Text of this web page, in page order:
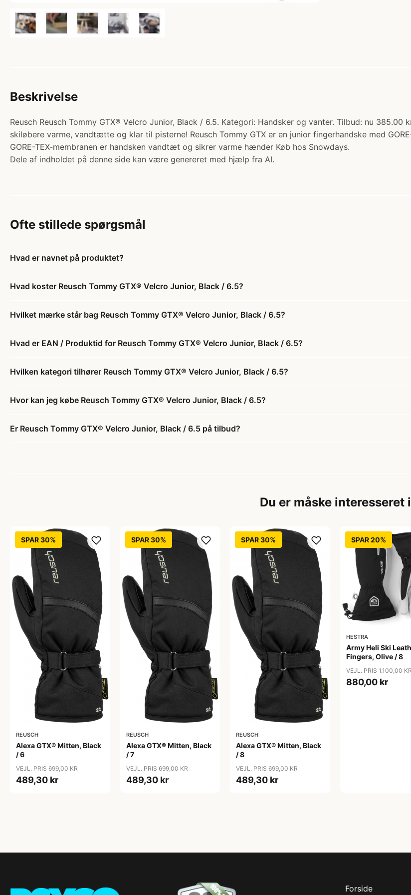
Beskrivelse
Reusch Reusch Tommy GTX® Velcro Junior, Black / 6.5. Kategori: Handsker og vanter. Tilbud: nu
skiløbere varme, vandtætte og klar til pisterne! Reusch Tommy GTX er en junior fingerhandske med
GORE-TEX-membranen er handsken vandtæt og sikrer varme hænder Køb hos Snowdays.
Dele af indholdet på denne side kan være genereret med hjælp fra AI.
Ofte stillede spørgsmål
Hvad er navnet på produktet?
Hvad koster Reusch Tommy GTX® Velcro Junior, Black / 6.5?
Hvilket mærke står bag Reusch Tommy GTX® Velcro Junior, Black / 6.5?
Hvad er EAN / Produktid for Reusch Tommy GTX® Velcro Junior, Black / 6.5?
Hvilken kategori tilhører Reusch Tommy GTX® Velcro Junior, Black / 6.5?
Hvor kan jeg købe Reusch Tommy GTX® Velcro Junior, Black / 6.5?
Er Reusch Tommy GTX® Velcro Junior, Black / 6.5 på tilbud?
Du er måske interesseret i
SPAR 30%
REUSCH
Alexa GTX® Mitten, Black
/ 6
VEJL. PRIS 699,00 KR
489,30 kr
SPAR 30%
REUSCH
Alexa GTX® Mitten, Black
/ 7
VEJL. PRIS 699,00 KR
489,30 kr
SPAR 30%
REUSCH
Alexa GTX® Mitten, Black
/ 8
VEJL. PRIS 699,00 KR
489,30 kr
SPAR 20%
HESTRA
Army Heli Ski
Fingers, Olive / 8
VEJL. PRIS 1.100,00 KR
880,00 kr
Forside